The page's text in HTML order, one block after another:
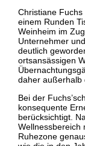
Christiane Fuchs
einem Runden
Weinheim im
Unternehmer
deutlich
ortsansässigen
daher außerhalb
Bei der
konsequente
berücksichtigt.
Wellnessbereich
Ruhezone